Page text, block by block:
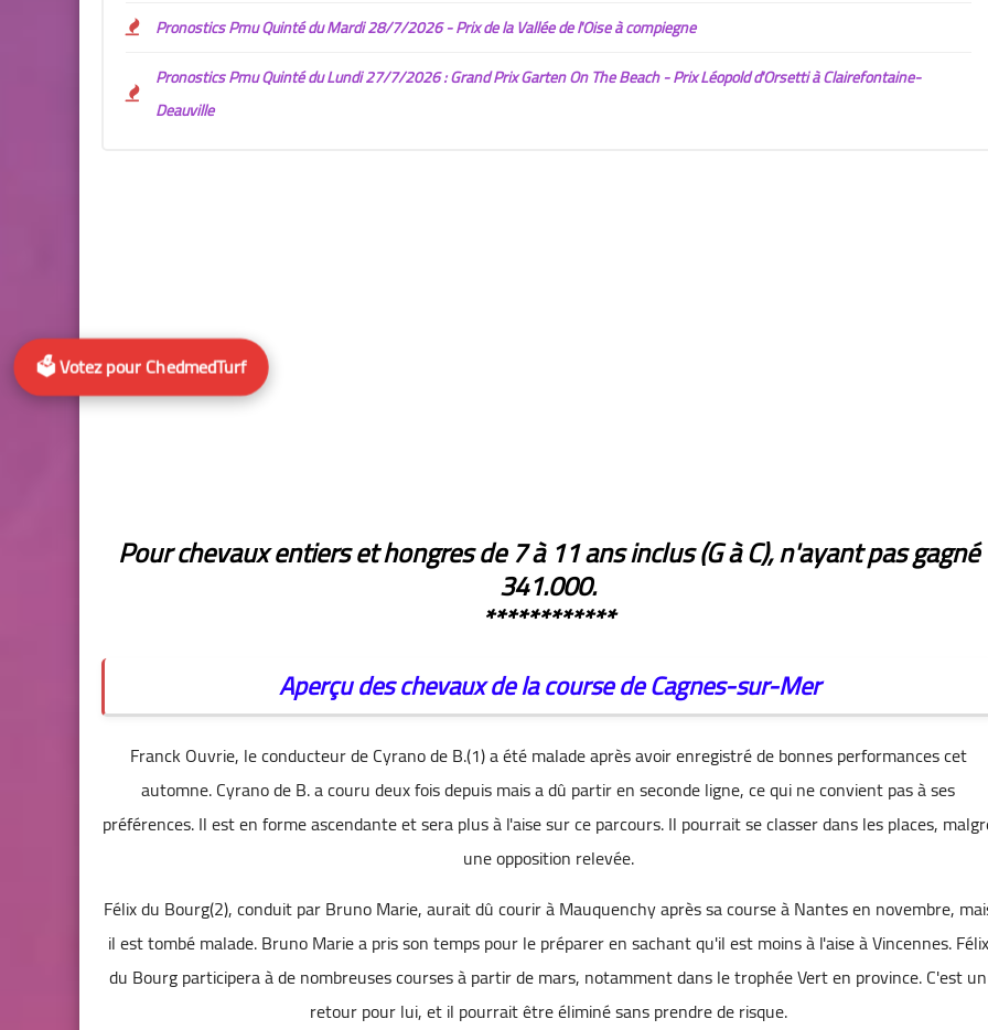
Pronostics Pmu Quinté du Mardi 28/7/2026 - Prix de la Vallée de l'Oise à compiegne
Pronostics Pmu Quinté du Lundi 27/7/2026 : Grand Prix Garten On The Beach - Prix Léopold d'Orsetti à Clairefontaine-
Deauville
Pour chevaux entiers et hongres de 7 à 11 ans inclus (G à C), n'ayant pas gagné
341.000.
************
Aperçu des chevaux de la course de Cagnes-sur-Mer
Franck Ouvrie, le conducteur de Cyrano de B.(1) a été malade après avoir enregistré de bonnes performances cet
automne. Cyrano de B. a couru deux fois depuis mais a dû partir en seconde ligne, ce qui ne convient pas à ses
préférences. Il est en forme ascendante et sera plus à l'aise sur ce parcours. Il pourrait se classer dans les places,
une opposition relevée.
Félix du Bourg(2), conduit par Bruno Marie, aurait dû courir à Mauquenchy après sa course à Nantes en novembre,
il est tombé malade. Bruno Marie a pris son temps pour le préparer en sachant qu'il est moins à l'aise à Vincennes. Félix
du Bourg participera à de nombreuses courses à partir de mars, notamment dans le trophée Vert en province. C'est un
retour pour lui, et il pourrait être éliminé sans prendre de risque.
🗳️ Votez pour ChedmedTurf